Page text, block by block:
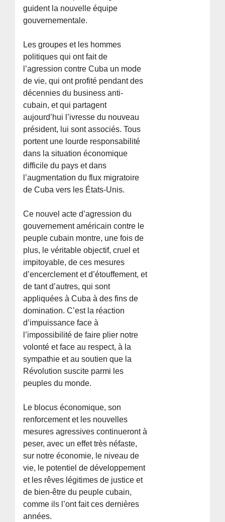
guident la nouvelle équipe
gouvernementale.
Les groupes et les hommes
politiques qui ont fait de
l’agression contre Cuba un mode
de vie, qui ont profité pendant des
décennies du business anti-
cubain, et qui partagent
aujourd’hui l’ivresse du nouveau
président, lui sont associés. Tous
portent une lourde responsabilité
dans la situation économique
difficile du pays et dans
l’augmentation du flux migratoire
de Cuba vers les États-Unis.
Ce nouvel acte d’agression du
gouvernement américain contre le
peuple cubain montre, une fois de
plus, le véritable objectif, cruel et
impitoyable, de ces mesures
d’encerclement et d’étouffement, et
de tant d’autres, qui sont
appliquées à Cuba à des fins de
domination. C’est la réaction
d’impuissance face à
l’impossibilité de faire plier notre
volonté et face au respect, à la
sympathie et au soutien que la
Révolution suscite parmi les
peuples du monde.
Le blocus économique, son
renforcement et les nouvelles
mesures agressives continueront à
peser, avec un effet très néfaste,
sur notre économie, le niveau de
vie, le potentiel de développement
et les rêves légitimes de justice et
de bien-être du peuple cubain,
comme ils l’ont fait ces dernières
années.